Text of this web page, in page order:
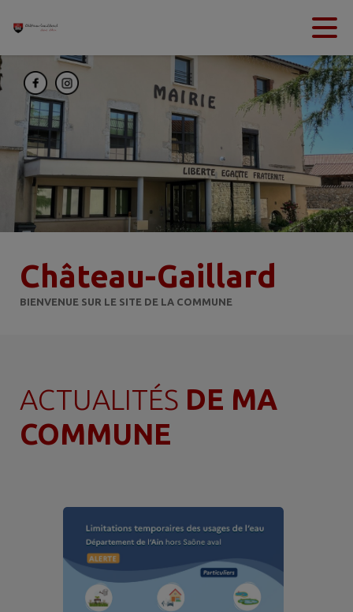
Contenu
Château-Gaillard
BIENVENUE SUR LE SITE DE LA COMMUNE
ACTUALITÉS DE MA
COMMUNE